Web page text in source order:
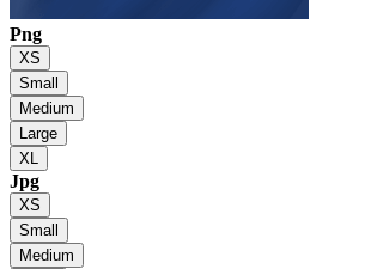
Png
XS
Small
Medium
Large
XL
Jpg
XS
Small
Medium